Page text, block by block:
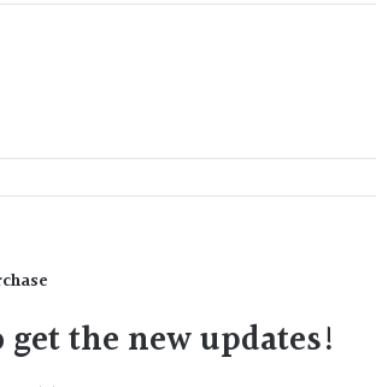
the new updates!